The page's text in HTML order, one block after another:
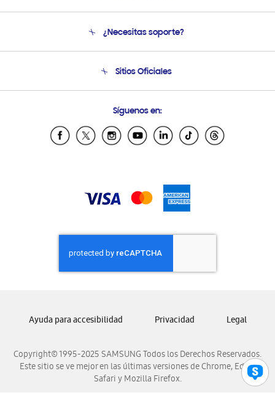
Soporte
Seguimiento de tu pedido
¿Necesitas soporte?
Soporte vía eMail
Sitios Oficiales
Samsung Ecuador
Samsung El Salvador
Samsung Nicaragua
Samsung Panamá
Samsung República Dominicana
Samsung Venezuela
Síguenos en:
Copyright© 1995-2025 SAMSUNG Todos los Derechos Reservados.
Este sitio se ve mejor en las últimas versiones de Chrome, Edge,
Safari y Mozilla Firefox.
Ayuda para accesibilidad Privacidad Legal